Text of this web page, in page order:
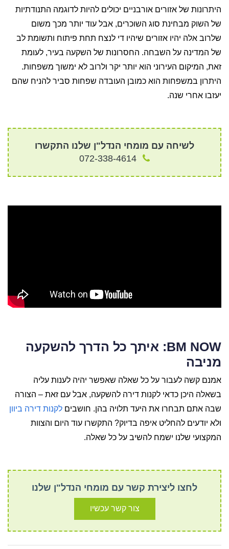
היתרונות של אזורים אורבניים יכולים להיות לדוגמה התנודתיות
של השוק מבחינת סוג השוכרים, אבל עוד יותר מכך משום
שלרוב אלה יהיו אזורים שיהיו די לנצח תחת פיתוח ותשומת לב
של המדינה על השבחה. החסרונות של השקעה בעיר, לעומת
זאת, המיקום העירוני הוא יותר יקר ולרוב לא ימשוך משפחות.
היתרון במשפחות הוא כמובן העובדה שפחות סביר להניח שהם
יעזבו אחרי שנה.
לשיחה עם מומחי הנדל"ן שלנו התקשרו
BM NOW: איתך כל הדרך להשקעה
מניבה
אמנם קשה לעבור על כל שאלה שאפשר יהיה לענות עליה
בשאלה היכן כדאי לקנות דירה להשקעה, אבל עם זאת – הצורה
שבה אתם תבחרו את היעד תלויה בהן. חושבים לקנות דירה ביוון
ולא יודעים להחליט איפה בדיוק? התקשרו עוד היום והצוות
המקצועי שלנו ישמח להשיב על כל שאלה.
לחצו ליצירת קשר עם מומחי הנדל"ן שלנו
צור קשר עכשיו